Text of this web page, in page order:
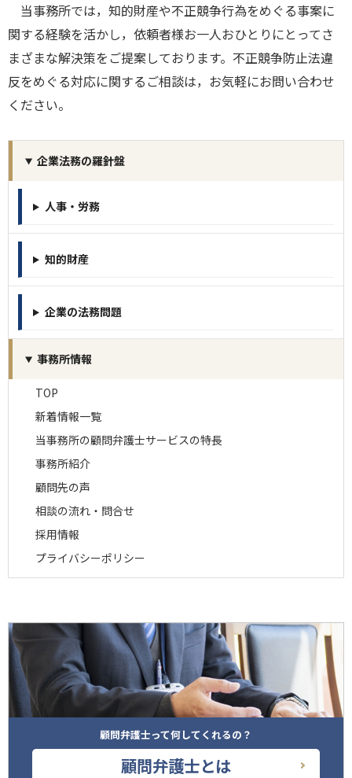
当事務所では，知的財産や不正競争行為をめぐる事案に
関する経験を活かし，依頼者様お一人おひとりにとってさ
まざまな解決策をご提案しております。不正競争防止法違
反をめぐる対応に関するご相談は，お気軽にお問い合わせ
ください。
企業法務の羅針盤
人事・労務
知的財産
企業の法務問題
事務所情報
TOP
新着情報一覧
当事務所の顧問弁護士サービスの特長
事務所紹介
顧問先の声
相談の流れ・問合せ
採用情報
プライバシーポリシー
顧問弁護士って何してくれるの？
顧問弁護士とは